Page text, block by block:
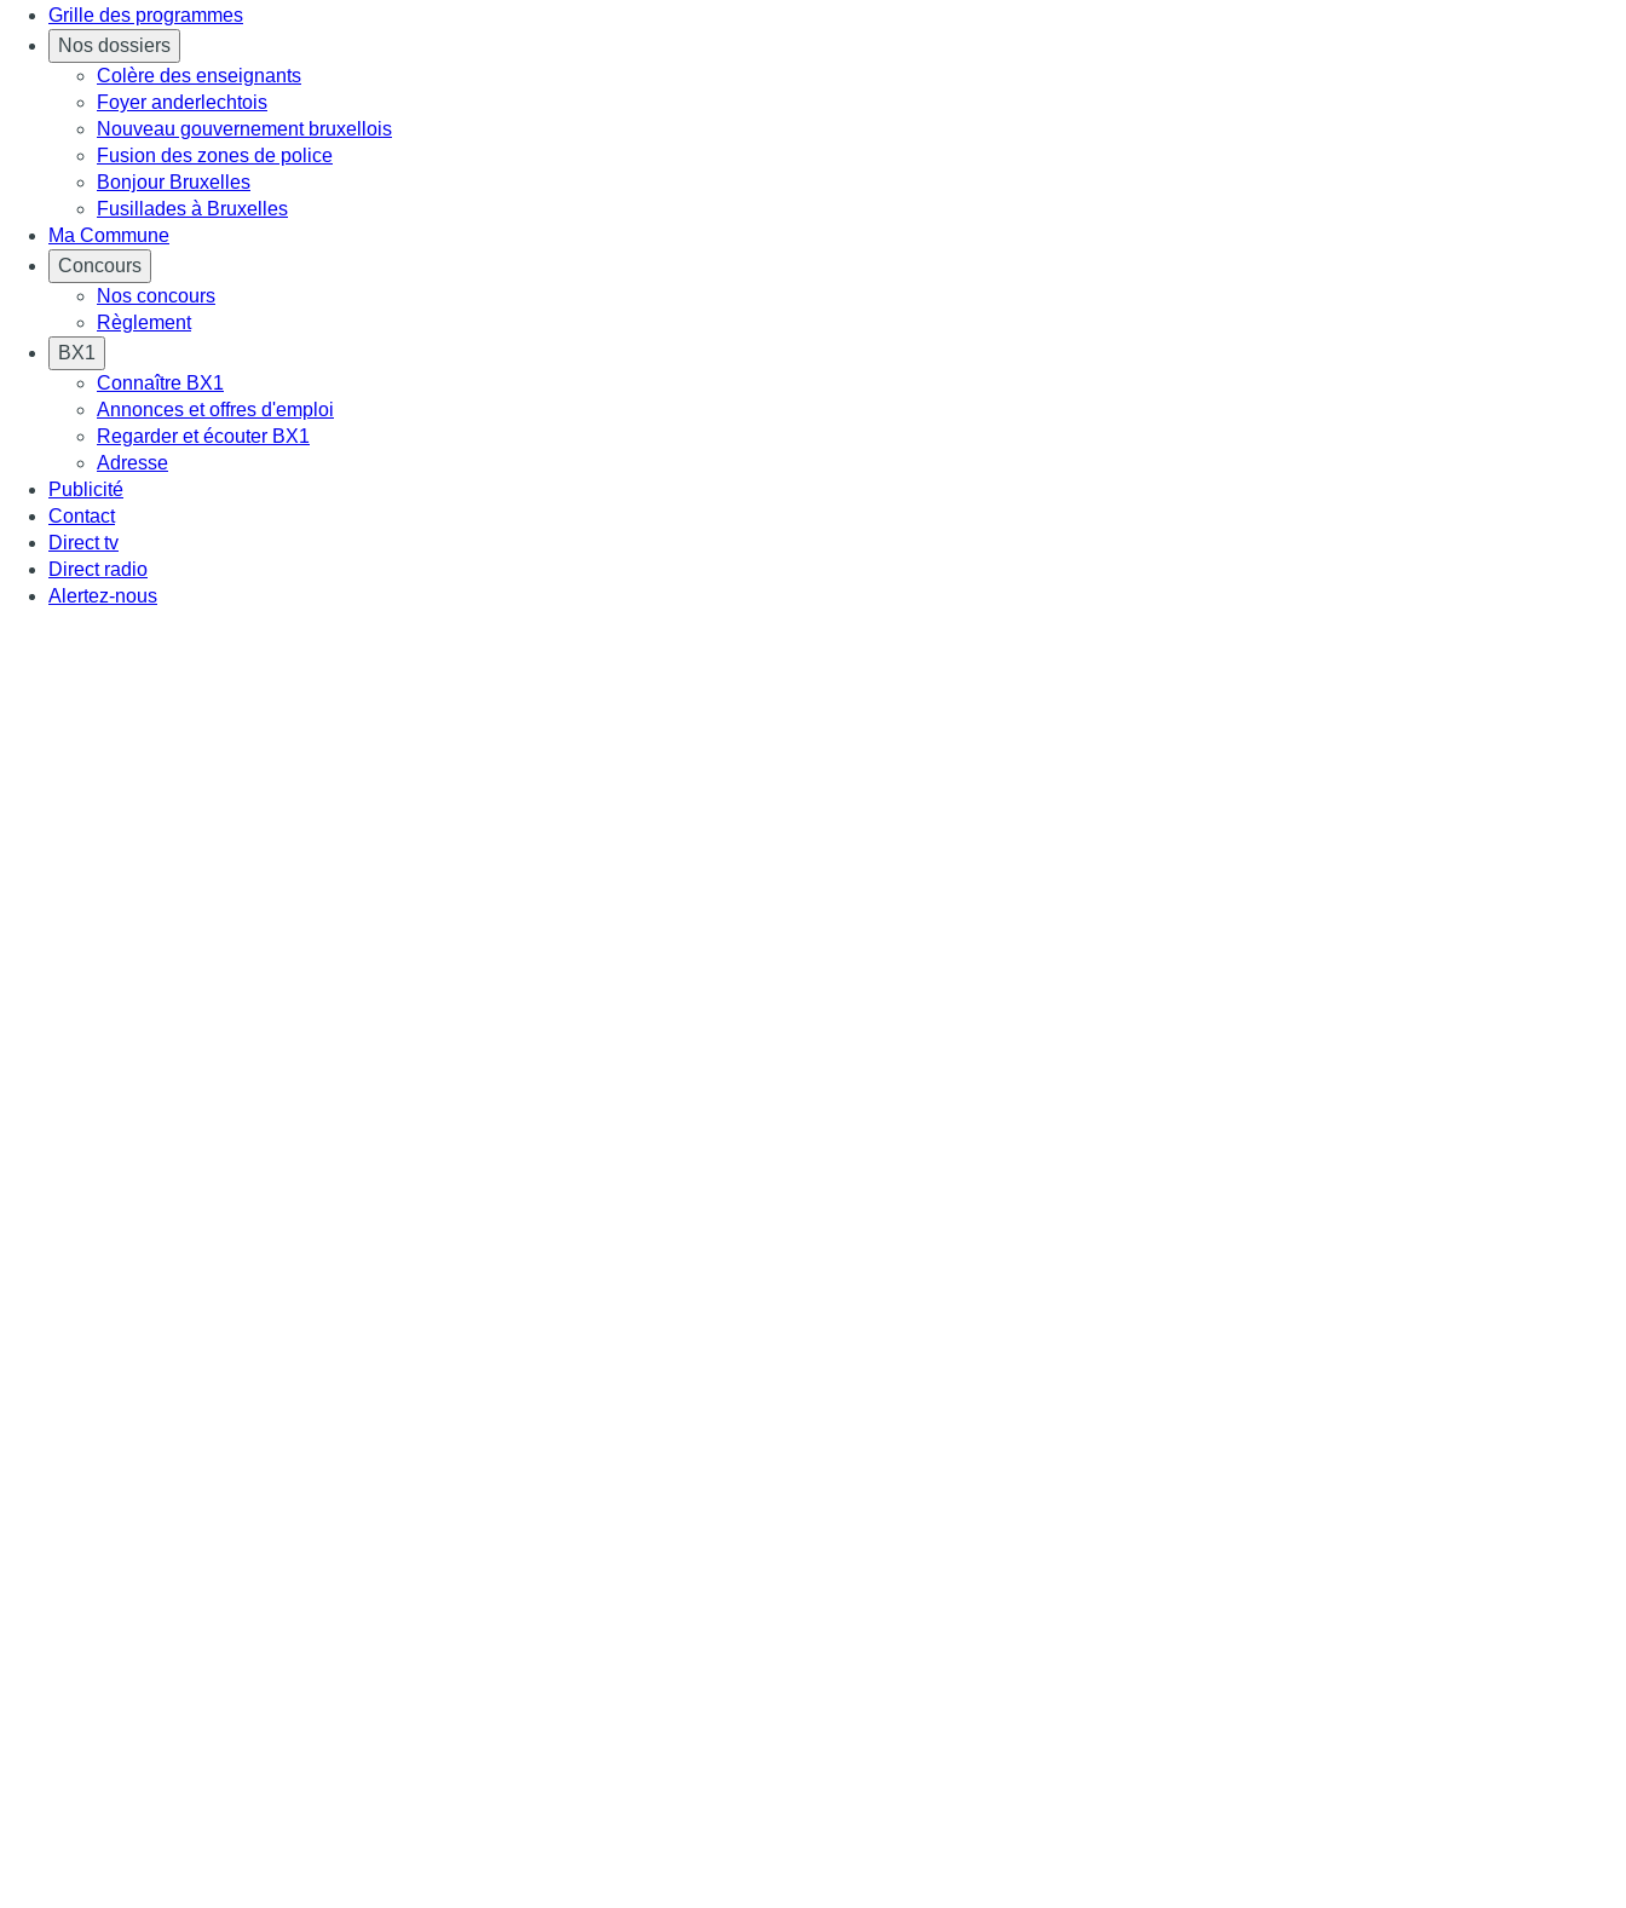
Grille des programmes
Nos dossiers
Colère des enseignants
Foyer anderlechtois
Nouveau gouvernement bruxellois
Fusion des zones de police
Bonjour Bruxelles
Fusillades à Bruxelles
Ma Commune
Concours
Nos concours
Règlement
BX1
Connaître BX1
Annonces et offres d'emploi
Regarder et écouter BX1
Adresse
Publicité
Contact
Direct tv
Direct radio
Alertez-nous